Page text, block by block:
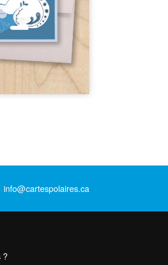
info@cartespolaires.ca
?